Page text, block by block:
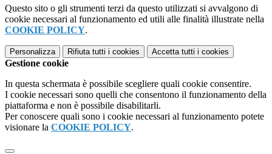
Questo sito o gli strumenti terzi da questo utilizzati si avvalgono di
cookie necessari al funzionamento ed utili alle finalità illustrate nella
COOKIE POLICY.
Personalizza Rifiuta tutti i cookies Accetta tutti i cookies
Gestione cookie
In questa schermata è possibile scegliere quali cookie consentire.
I cookie necessari sono quelli che consentono il funzionamento della
piattaforma e non è possibile disabilitarli.
Per conoscere quali sono i cookie necessari al funzionamento potete
visionare la COOKIE POLICY.